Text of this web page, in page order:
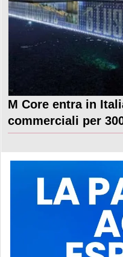
M Core entra in
commerciali per